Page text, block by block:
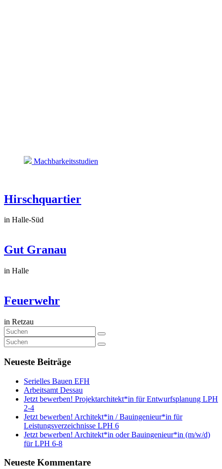
Machbarkeitsstudien
Hirschquartier
in Halle-Süd
Gut Granau
in Halle
Feuerwehr
in Retzau
Neueste Beiträge
Serielles Bauen EFH
Arbeitsamt Dessau
Jetzt bewerben! Projektarchitekt*in für Entwurfsplanung LPH
2-4
Jetzt bewerben! Architekt*in / Bauingenieur*in für
Leistungsverzeichnisse LPH 6
Jetzt bewerben! Architekt*in oder Bauingenieur*in (m/w/d)
für LPH 6-8
Neueste Kommentare